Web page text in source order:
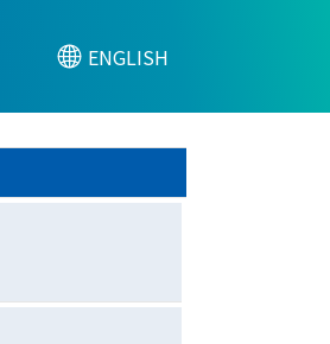
ENGLISH